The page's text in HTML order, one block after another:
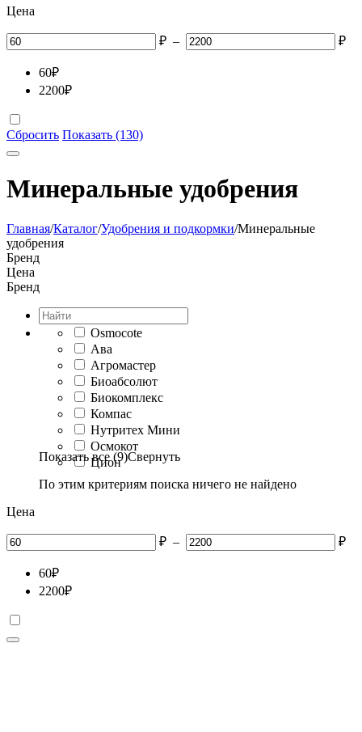
Цена
₽ – ₽
60₽
2200₽
Сбросить Показать (130)
Минеральные удобрения
Главная/Каталог/Удобрения и подкормки/Минеральные
удобрения
Бренд
Цена
Бренд
Osmocote
Ава
Агромастер
Биоабсолют
Биокомплекс
Компас
Нутритех Мини
Осмокот
Цион
Показать все (9)Свернуть
По этим критериям поиска ничего не найдено
Цена
₽ – ₽
60₽
2200₽